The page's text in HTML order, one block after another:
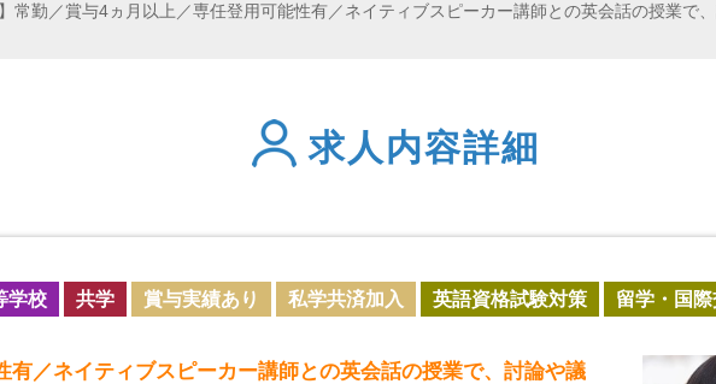
常勤／賞与4ヵ月以上／専任登用可能性有／ネイティブスピーカー講師との英会話の授業で
求人内容詳細
学校 共学 賞与実績あり 私学共済加入 英語資格試験対策 留学・国
有／ネイティブスピーカー講師との英会話の授業で、討論や議